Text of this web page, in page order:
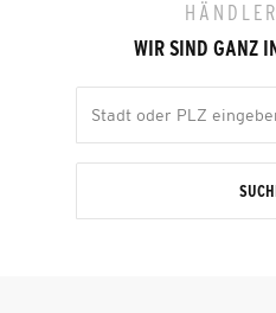
WIR SIND GANZ